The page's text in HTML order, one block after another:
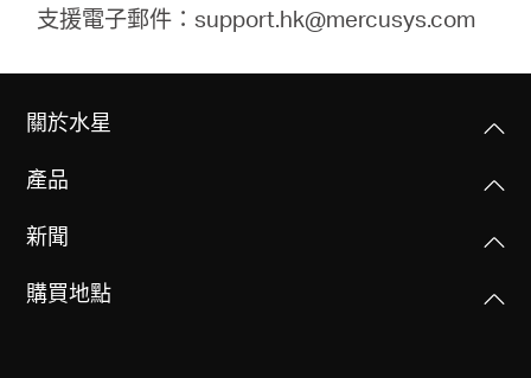
支援電子郵件：support.hk@mercusys.com
關於水星
產品
新聞
購買地點